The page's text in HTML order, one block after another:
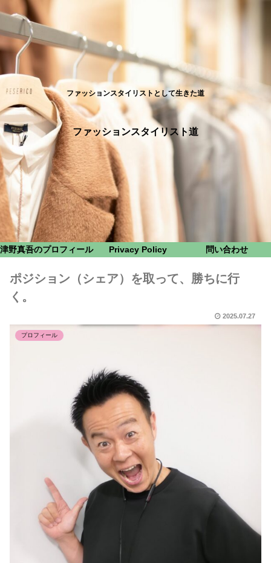
ファッションスタイリストとして生きた道
ファッションスタイリスト道
津野真吾のプロフィール Privacy Policy 問い合わせ
ポジション（シェア）を取って、勝ちに行
く。
2025.07.27
プロフィール